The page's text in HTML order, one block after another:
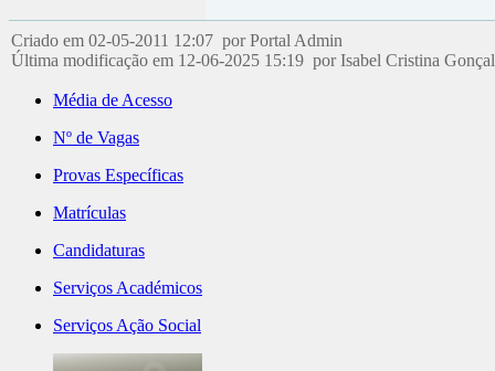
Criado em 02-05-2011 12:07 por Portal Admin
Última modificação em 12-06-2025 15:19 por Isabel Cristina
Média de Acesso
Nº de Vagas
Provas Específicas
Matrículas
Candidaturas
Serviços Académicos
Serviços Ação Social